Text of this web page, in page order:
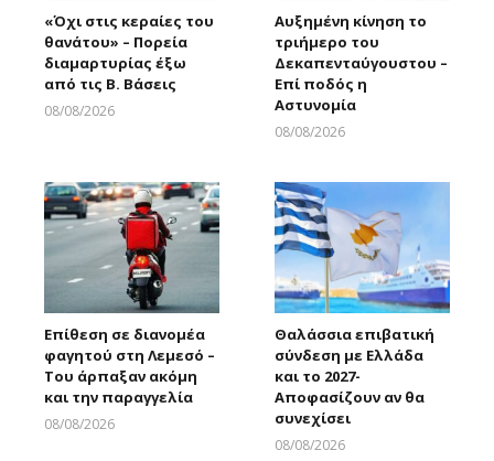
«Όχι στις κεραίες του
θανάτου» – Πορεία
διαμαρτυρίας έξω
από τις Β. Βάσεις
08/08/2026
Αυξημένη κίνηση το
τριήμερο του
Δεκαπενταύγουστου –
Επί ποδός η
Αστυνομία
08/08/2026
Επίθεση σε διανομέα
φαγητού στη Λεμεσό –
Του άρπαξαν ακόμη
και την παραγγελία
08/08/2026
Θαλάσσια επιβατική
σύνδεση με Ελλάδα
και το 2027-
Αποφασίζουν αν θα
συνεχίσει
08/08/2026